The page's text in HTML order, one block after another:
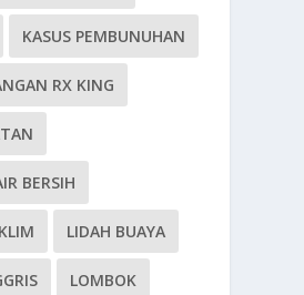
KASUS PEMBUNUHAN
RX KING
BERSIH
LIDAH BUAYA
LOMBOK